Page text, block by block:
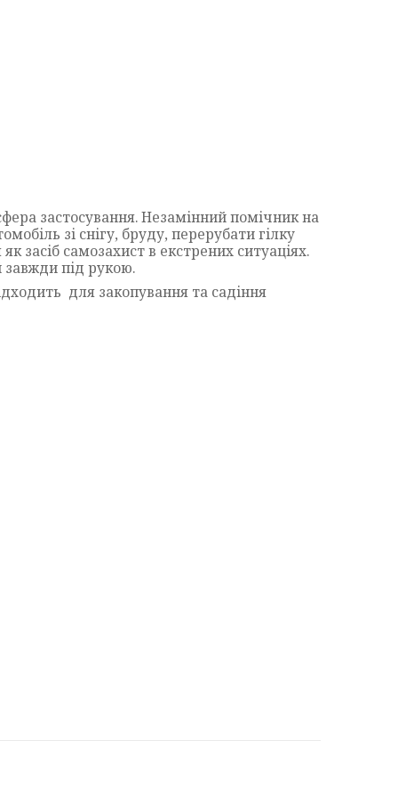
застосування. Незамінний помічник на
зі снігу, бруду, перерубати гілку
засіб самозахист в екстрених ситуаціях.
завжди під рукою.
для закопування та садіння